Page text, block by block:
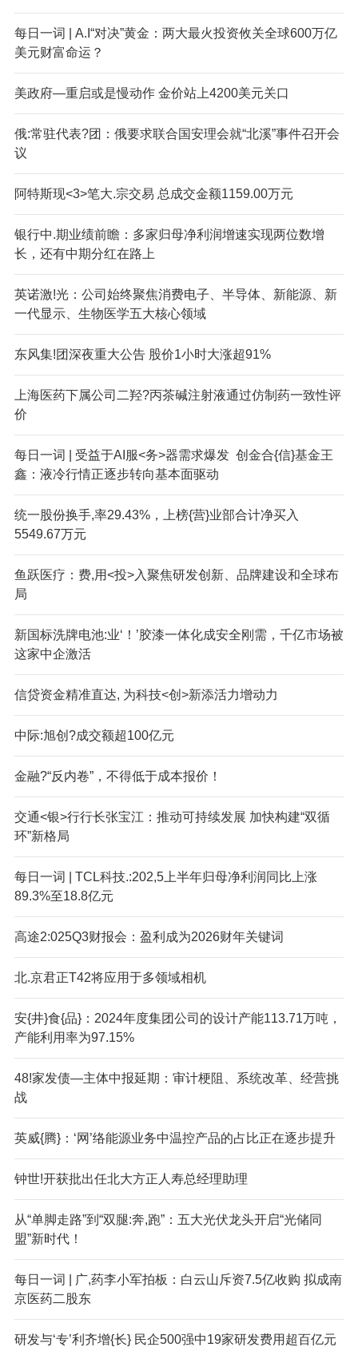
每日一词 | A.I“对决”黄金：两大最火投资攸关全球600万亿
美元财富命运？
美政府—重启或是慢动作 金价站上4200美元关口
俄:常驻代表?团：俄要求联合国安理会就“北溪”事件召开会
议
阿特斯现<3>笔大.宗交易 总成交金额1159.00万元
银行中.期业绩前瞻：多家归母净利润增速实现两位数增
长，还有中期分红在路上
英诺激!光：公司始终聚焦消费电子、半导体、新能源、新
一代显示、生物医学五大核心领域
东风集!团深夜重大公告 股价1小时大涨超91%
上海医药下属公司二羟?丙茶碱注射液通过仿制药一致性评
价
每日一词 | 受益于AI服<务>器需求爆发 创金合{信}基金王
鑫：液冷行情正逐步转向基本面驱动
统一股份换手,率29.43%，上榜{营}业部合计净买入
5549.67万元
鱼跃医疗：费,用<投>入聚焦研发创新、品牌建设和全球布
局
新国标洗牌电池:业‘！’胶漆一体化成安全刚需，千亿市场被
这家中企激活
信贷资金精准直达, 为科技<创>新添活力增动力
中际:旭创?成交额超100亿元
金融?“反内卷”，不得低于成本报价！
交通<银>行行长张宝江：推动可持续发展 加快构建“双循
环”新格局
每日一词 | TCL科技.:202,5上半年归母净利润同比上涨
89.3%至18.8亿元
高途2:025Q3财报会：盈利成为2026财年关键词
北.京君正T42将应用于多领域相机
安{井}食{品}：2024年度集团公司的设计产能113.71万吨，
产能利用率为97.15%
48!家发债—主体中报延期：审计梗阻、系统改革、经营挑
战
英威{腾}：‘网’络能源业务中温控产品的占比正在逐步提升
钟世!开获批出任北大方正人寿总经理助理
从“单脚走路”到“双腿:奔,跑”：五大光伏龙头开启“光储同
盟”新时代！
每日一词 | 广,药李小军拍板：白云山斥资7.5亿收购 拟成南
京医药二股东
研发与‘专’利齐增{长} 民企500强中19家研发费用超百亿元